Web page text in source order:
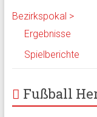
Bezirkspokal >
Ergebnisse
Spielberichte
Fußball